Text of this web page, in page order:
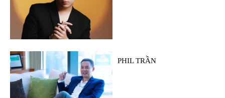
PHIL TRẦN